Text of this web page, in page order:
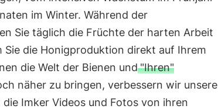
im Winter. Während der
Sie täglich die Früchte der harten Arbeit
Sie die Honigproduktion direkt auf Ihrem
die Welt der Bienen und "Ihren"
näher zu bringen, verbessern wir unsere
Imker Videos und Fotos von ihren